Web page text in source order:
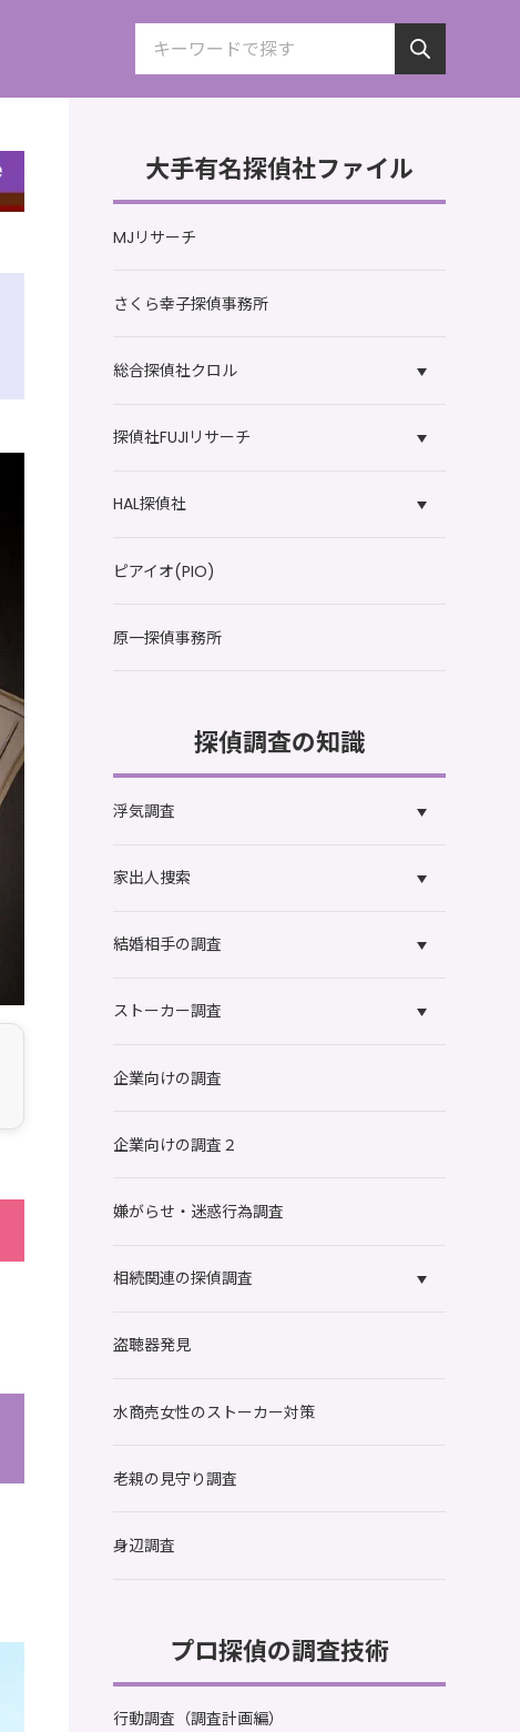
大手有名探偵社ファイル
MJリサーチ
さくら幸子探偵事務所
総合探偵社クロル
探偵社FUJIリサーチ
HAL探偵社
ピアイオ(PIO)
原一探偵事務所
探偵調査の知識
浮気調査
家出人捜索
結婚相手の調査
ストーカー調査
企業向けの調査
企業向けの調査２
嫌がらせ・迷惑行為調査
相続関連の探偵調査
盗聴器発見
水商売女性のストーカー対策
老親の見守り調査
身辺調査
プロ探偵の調査技術
行動調査（調査計画編）